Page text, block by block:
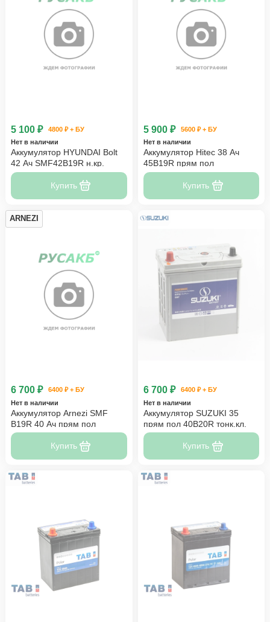
5 100 ₽
4800 ₽ + БУ
Нет в наличии
Аккумулятор HYUNDAI Bolt
42 Ач SMF42B19R н.кр.
Купить
5 900 ₽
5600 ₽ + БУ
Нет в наличии
Аккумулятор Hitec 38 Ач
45B19R прям пол
Купить
ARNEZI
6 700 ₽
6400 ₽ + БУ
Нет в наличии
Аккумулятор Arnezi SMF
B19R 40 Ач прям пол
Купить
6 700 ₽
6400 ₽ + БУ
Нет в наличии
Аккумулятор SUZUKI 35
прям пол 40B20R тонк.кл.
Купить